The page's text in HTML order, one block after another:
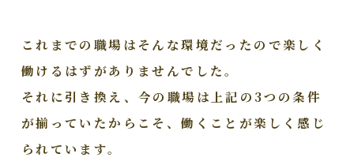
これまでの職場はそんな環境だったので楽しく
働けるはずがありませんでした。
それに引き換え、今の職場は上記の3つの条件
が揃っていたからこそ、働くことが楽しく感じ
られています。